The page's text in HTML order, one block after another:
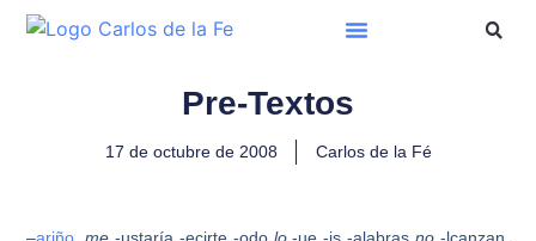
Pre-Textos
17 de octubre de 2008 Carlos de la Fé
–ariño ,me -ustaría -ecirte -odo lo-ue -is -alabras no-lcanzan.